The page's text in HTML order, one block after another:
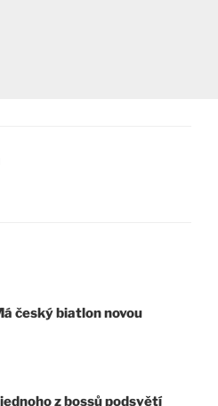
český biatlon novou
z bossů podsvětí